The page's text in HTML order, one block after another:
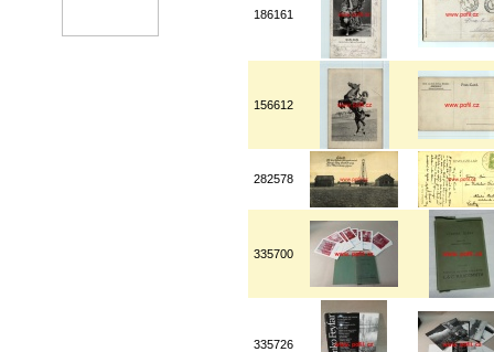
186161
156612
282578
335700
335726